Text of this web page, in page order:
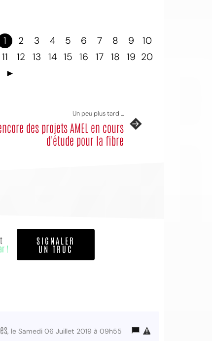
1 2 3 4 5 6 7 8 9
10
11
12 13 14 15 16 17 18 19 20
►
Un peu plus tard ...
des projets AMEL en cours
d'étude pour la fibre
!
SIGNALER
UN TRUC
, le Samedi 06 Juillet 2019 à 09h55